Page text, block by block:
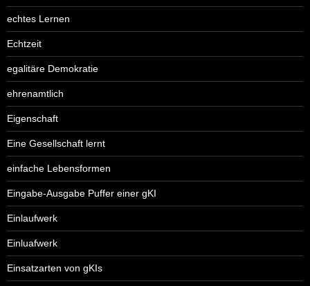
echtes Lernen
Echtzeit
egalitäre Demokratie
ehrenamtlich
Eigenschaft
Eine Gesellschaft lernt
einfache Lebensformen
Eingabe-Ausgabe Puffer einer gKI
Einlaufwerk
Einluafwerk
Einsatzarten von gKIs